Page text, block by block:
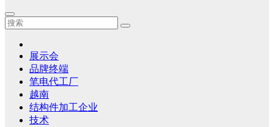
展示会
品牌终端
笔电代工厂
越南
结构件加工企业
技术